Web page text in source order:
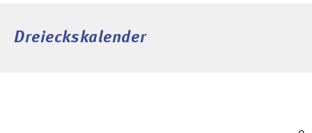
Dreieckskalender